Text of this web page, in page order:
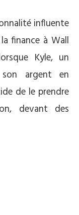
influente
finance à Wall
Kyle, un
argent en
de le prendre
devant des